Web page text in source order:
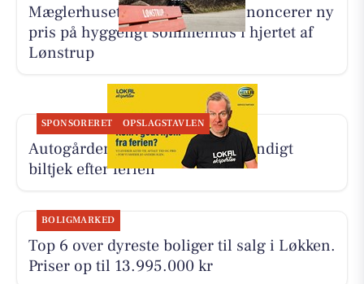
Mæglerhuset Vestkysten I/S annoncerer ny
pris på hyggeligt sommerhus i hjertet af
Lønstrup
SPONSORERET OPSLAGSTAVLEN
Autogården Løkken tilbyder grundigt
biltjek efter ferien
BOLIGMARKED
Top 6 over dyreste boliger til salg i Løkken.
Priser op til 13.995.000 kr